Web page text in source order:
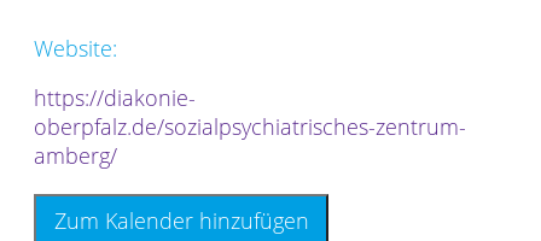
Website:
https://diakonie-
oberpfalz.de/sozialpsychiatrisches-zentrum-
amberg/